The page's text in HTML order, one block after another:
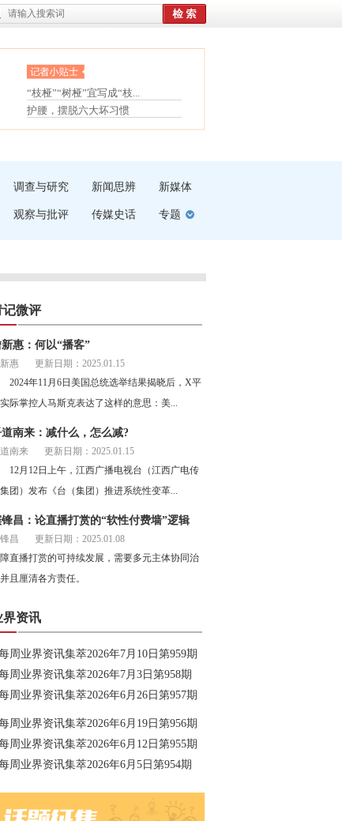
眼白变红或是结膜下出血
“枝桠”“树桠”宜写成“枝...
夏天缓解疲劳有三招
护腰，摆脱六大坏习惯
受伤了冰敷还是热敷
调查与研究 新闻思辨 新媒体
观察与批评 传媒史话 专题
记微评
惠：何以“播客”
惠
更新日期：2025.01.15
年11月6日美国总统选举结果揭晓后，X平
际掌控人马斯克表达了这样的意思：美...
南来：减什么，怎么减?
南来
更新日期：2025.01.15
月12日上午，江西广播电视台（江西广电传
团）发布《台（集团）推进系统性变革...
昌：论直播打赏的“软性付费墙”逻辑
昌
更新日期：2025.01.08
直播打赏的可持续发展，需要多元主体协同治
且厘清各方责任。
界资讯
周业界资讯集萃2026年7月10日第959期
周业界资讯集萃2026年7月3日第958期
周业界资讯集萃2026年6月26日第957期
周业界资讯集萃2026年6月19日第956期
周业界资讯集萃2026年6月12日第955期
周业界资讯集萃2026年6月5日第954期